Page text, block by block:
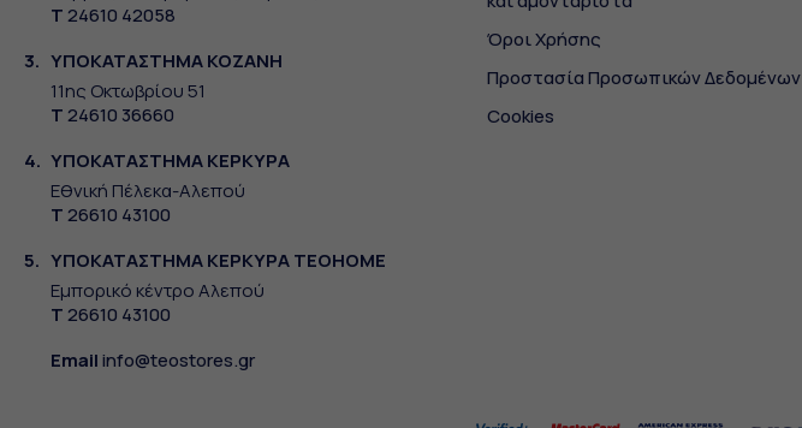
Τ24610 42058
3. ΥΠΟΚΑΤΑΣΤΗΜΑ ΚΟΖΑΝΗ
11ης Οκτωβρίου 51
Τ24610 36660
4. ΥΠΟΚΑΤΑΣΤΗΜΑ ΚΕΡΚΥΡΑ
Εθνική Πέλεκα-Αλεπού
Τ26610 43100
5. ΥΠΟΚΑΤΑΣΤΗΜΑ ΚΕΡΚΥΡΑ TEOHOME
Εμπορικό κέντρο Αλεπού
Τ26610 43100
Emailinfo@teostores.gr
Όροι Χρήσης
Προστασία Προσωπικών Δεδομένων
Cookies